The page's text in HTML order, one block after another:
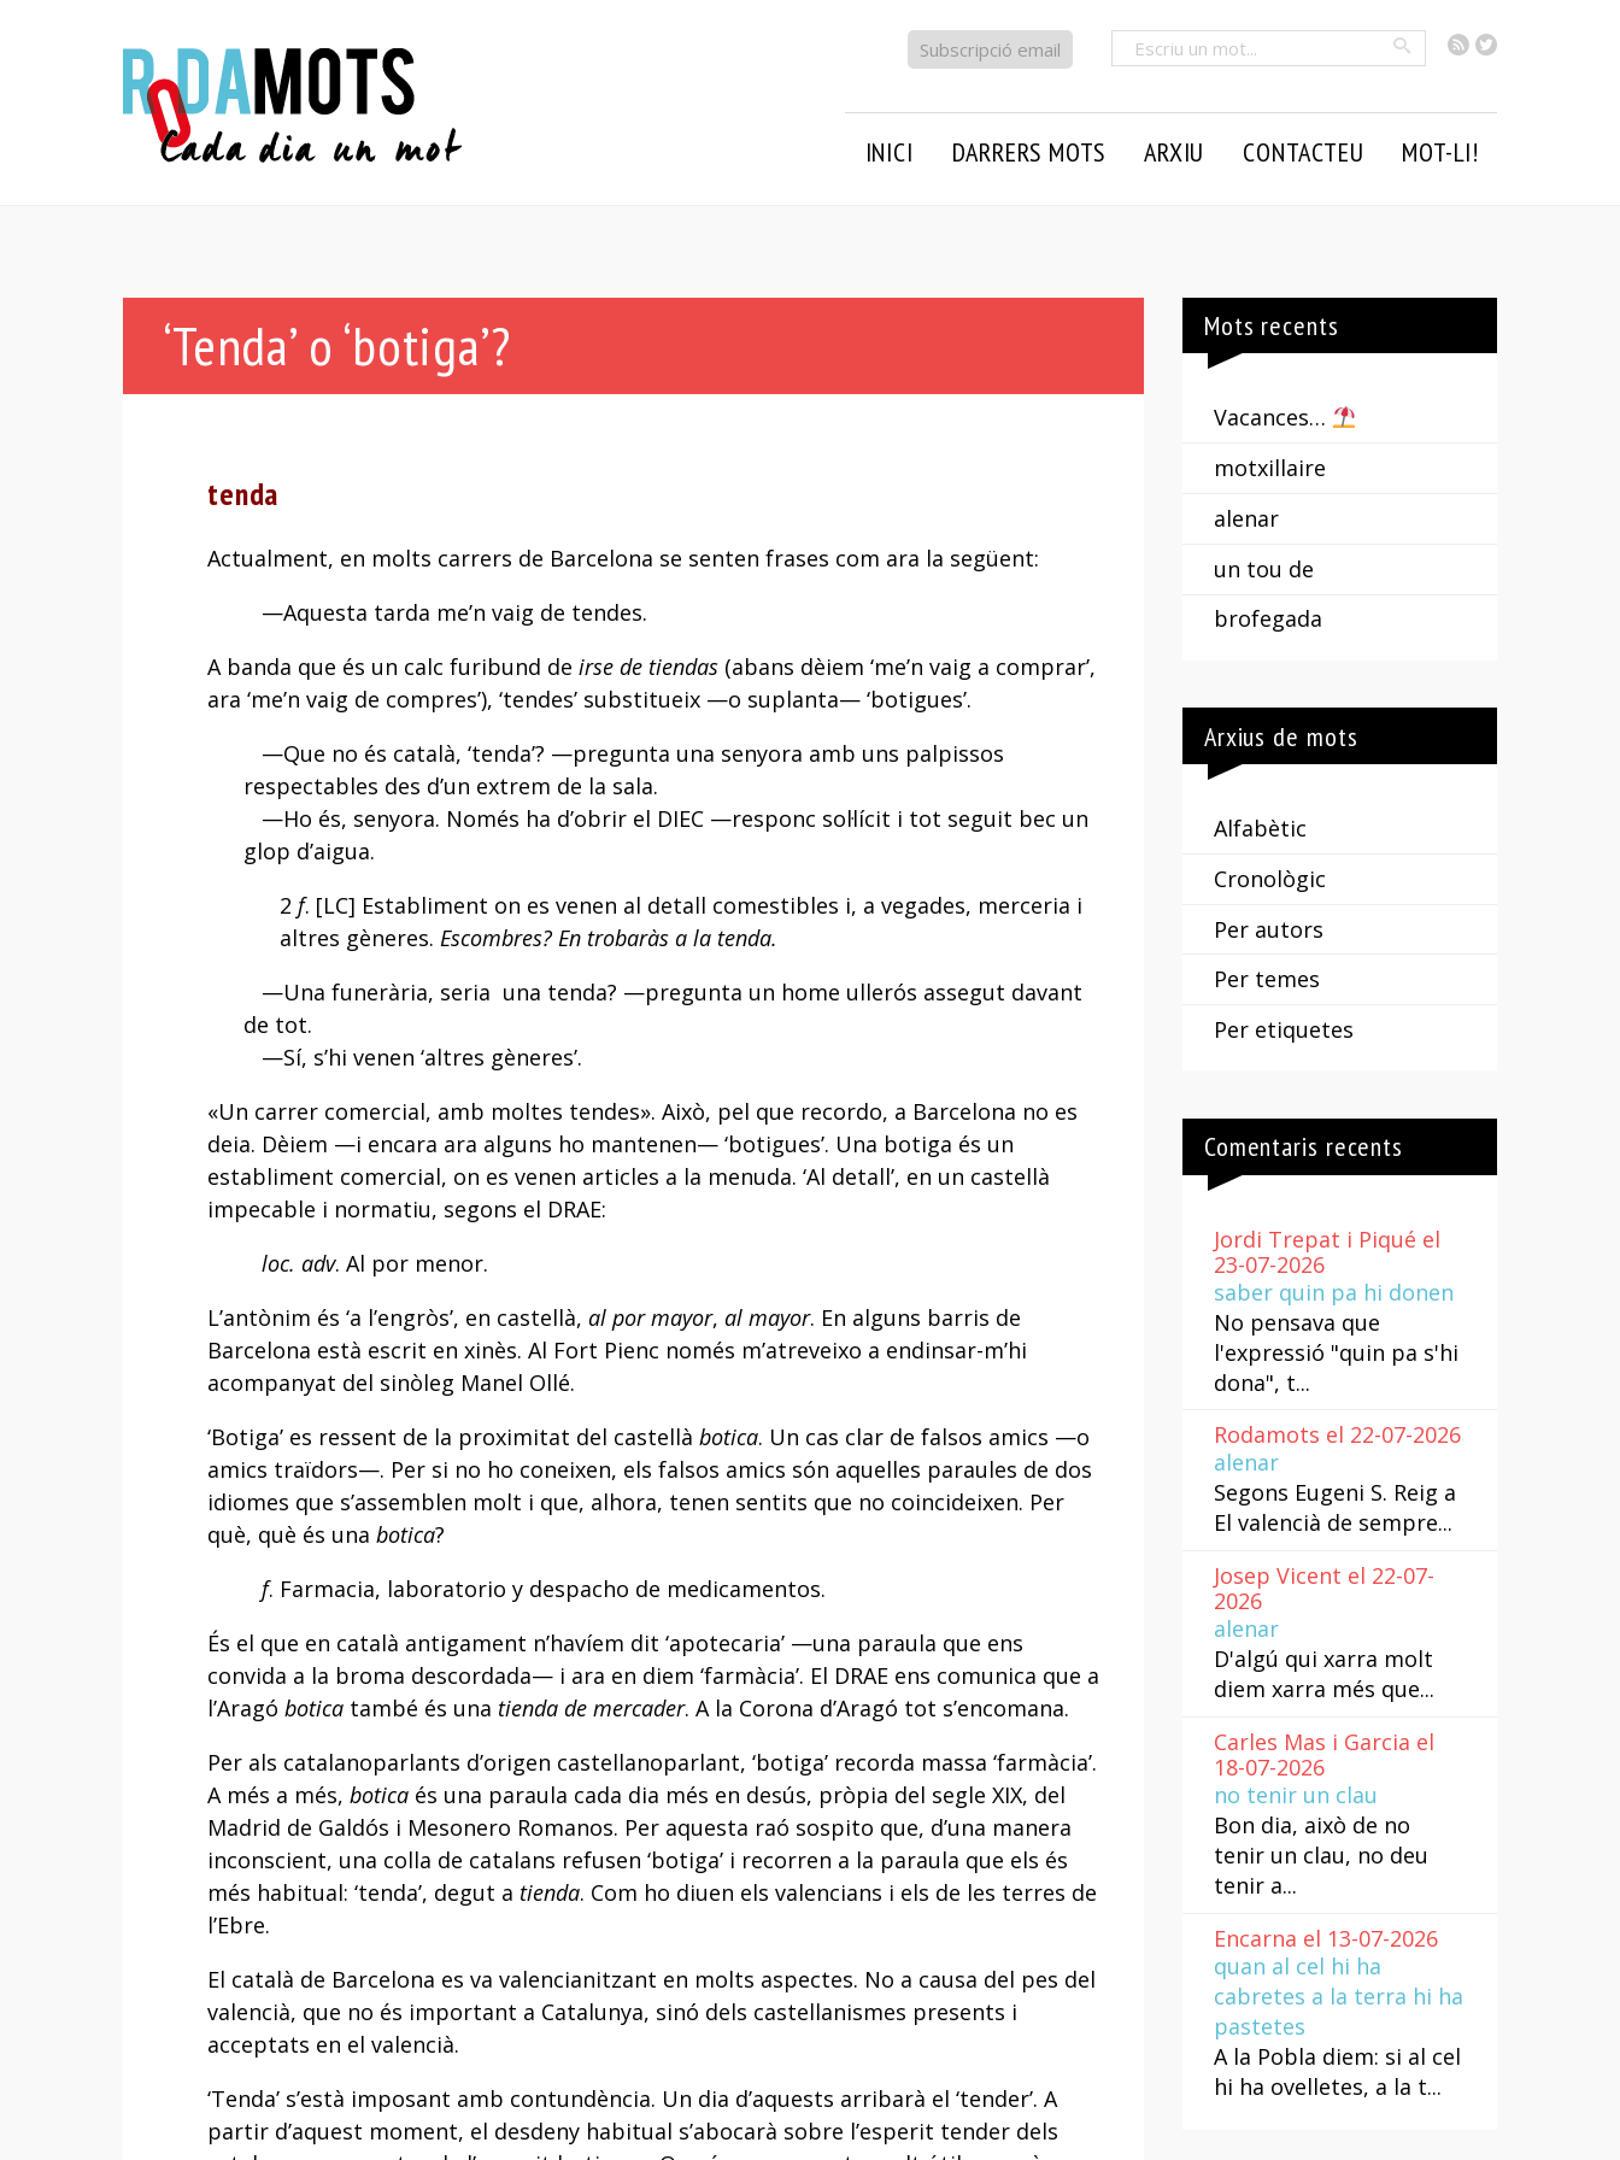
RSSTwitter
Cercar
Subscripció email
INICI DARRERS MOTS ARXIU CONTACTEU MOT-LI!
‘Tenda’ o ‘botiga’?
tenda
Actualment, en molts carrers de Barcelona se senten frases com ara la següent:
—Aquesta tarda me’n vaig de tendes.
A banda que és un calc furibund de irse de tiendas(abans dèiem ‘me’n vaig a comprar’,
ara ‘me’n vaig de compres’), ‘tendes’ substitueix —o suplanta— ‘botigues’.
—Que no és català, ‘tenda’? —pregunta una senyora amb uns palpissos
respectables des d’un extrem de la sala.
—Ho és, senyora. Només ha d’obrir el DIEC —responc sol·lícit i tot seguit bec un
glop d’aigua.
2 f. [LC] Establiment on es venen al detall comestibles i, a vegades, merceria i
altres gèneres. Escombres? En trobaràs a la tenda.
—Una funerària, seria una tenda? —pregunta un home ullerós assegut davant
de tot.
—Sí, s’hi venen ‘altres gèneres’.
«Un carrer comercial, amb moltes tendes». Això, pel que recordo, a Barcelona no es
deia. Dèiem —i encara ara alguns ho mantenen— ‘botigues’. Una botiga és un
establiment comercial, on es venen articles a la menuda. ‘Al detall’, en un castellà
impecable i normatiu, segons el DRAE:
loc. adv. Al por menor.
L’antònim és ‘a l’engròs’, en castellà, al por mayor, al mayor. En alguns barris de
Barcelona està escrit en xinès. Al Fort Pienc només m’atreveixo a endinsar-m’hi
acompanyat del sinòleg Manel Ollé.
‘Botiga’ es ressent de la proximitat del castellà botica. Un cas clar de falsos amics —o
amics traïdors—. Per si no ho coneixen, els falsos amics són aquelles paraules de dos
idiomes que s’assemblen molt i que, alhora, tenen sentits que no coincideixen. Per
què, què és una botica?
f. Farmacia, laboratorio y despacho de medicamentos.
És el que en català antigament n’havíem dit ‘apotecaria’ —una paraula que ens
convida a la broma descordada— i ara en diem ‘farmàcia’. El DRAE ens comunica que a
l’Aragó boticatambé és una tienda de mercader. A la Corona d’Aragó tot s’encomana.
Per als catalanoparlants d’origen castellanoparlant, ‘botiga’ recorda massa ‘farmàcia’.
A més a més, boticaés una paraula cada dia més en desús, pròpia del segle XIX, del
Madrid de Galdós i Mesonero Romanos. Per aquesta raó sospito que, d’una manera
inconscient, una colla de catalans refusen ‘botiga’ i recorren a la paraula que els és
més habitual: ‘tenda’, degut a tienda. Com ho diuen els valencians i els de les terres de
l’Ebre.
El català de Barcelona es va valencianitzant en molts aspectes. No a causa del pes del
valencià, que no és important a Catalunya, sinó dels castellanismes presents i
acceptats en el valencià.
‘Tenda’ s’està imposant amb contundència. Un dia d’aquests arribarà el ‘tender’. A
partir d’aquest moment, el desdeny habitual s’abocarà sobre l’esperit tender dels
Mots recents
Vacances…
motxillaire
alenar
un tou de
brofegada
Arxius de mots
Alfabètic
Cronològic
Per autors
Per temes
Per etiquetes
Comentaris recents
Jordi Trepat i Piqué el
23-07-2026
saber quin pa hi donen
No pensava que
l'expressió "quin pa s'hi
dona", t...
Rodamots el 22-07-2026
alenar
Segons Eugeni S. Reig a
El valencià de sempre...
Josep Vicent el 22-07-
2026
alenar
D'algú qui xarra molt
diem xarra més que...
Carles Mas i Garcia el
18-07-2026
no tenir un clau
Bon dia, això de no
tenir un clau, no deu
tenir a...
Encarna el 13-07-2026
quan al cel hi ha
cabretes a la terra hi ha
pastetes
A la Pobla diem: si al cel
hi ha ovelletes, a la t...